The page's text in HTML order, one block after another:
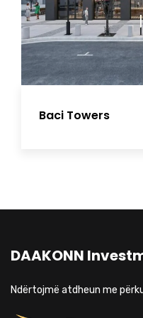
Baci Towers
DAAKONN
Ndërtojmë atdheun me